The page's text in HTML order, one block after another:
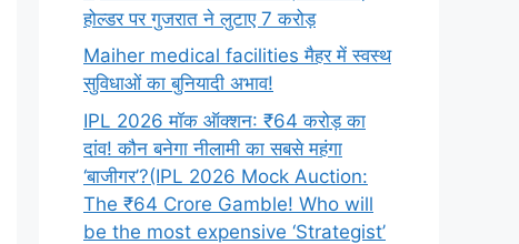
होल्डर पर गुजरात ने लुटाए 7 करोड़
Maiher medical facilities मैहर में स्वस्थ
सुविधाओं का बुनियादी अभाव!
IPL 2026 मॉक ऑक्शन: ₹64 करोड़ का
दांव! कौन बनेगा नीलामी का सबसे महंगा
‘बाजीगर’?(IPL 2026 Mock Auction:
The ₹64 Crore Gamble! Who will
be the most expensive ‘Strategist’